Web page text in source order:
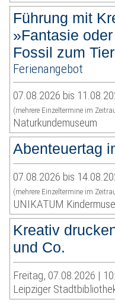
Führung mit
»Fantasie
Fossil zum
Ferienangebot
07.08.2026 bis
(mehrere Einzeltermine im
Naturkundemuseum
Abenteuertag
07.08.2026 bis
(mehrere Einzeltermine im
UNIKATUM
Kreativ
und Co.
Freitag, 07.08.2026 |
Leipziger